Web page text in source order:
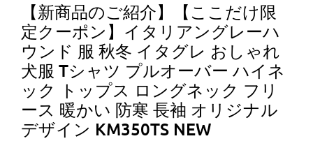
【新商品のご紹介】【ここだけ限
定クーポン】イタリアングレーハ
ウンド 服 秋冬 イタグレ おしゃれ
犬服 Tシャツ プルオーバー ハイネ
ック トップス ロングネック フリ
ース 暖かい 防寒 長袖 オリジナル
デザイン KM350TS NEW